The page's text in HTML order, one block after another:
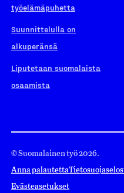
työelämäpuhetta
Suunnittelulla on
alkuperänsä
Liputetaan suomalaista
osaamista
© Suomalainen työ 2026.
Anna palautetta
Evästeasetukset